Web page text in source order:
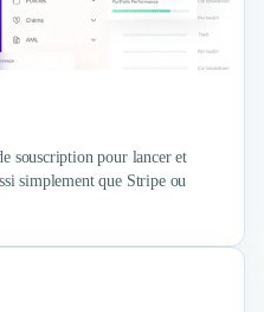
souscription pour lancer et
simplement que Stripe ou